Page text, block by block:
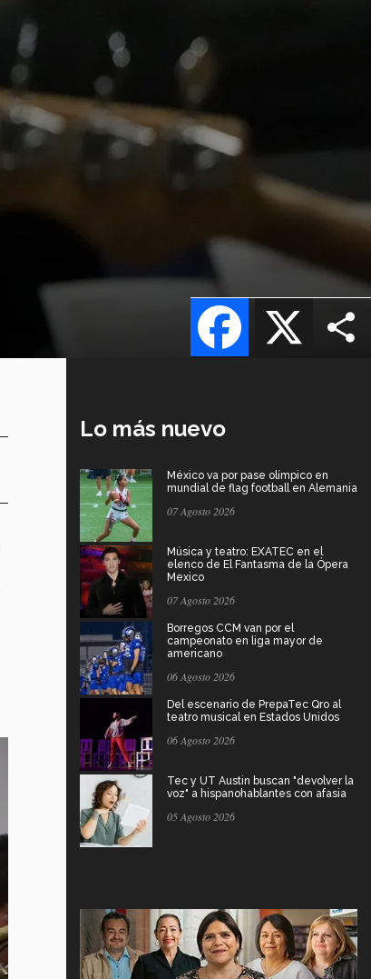
X
Facebook
Lo más nuevo
México va por pase olímpico en
mundial de flag football en Alemania
07 Agosto 2026
Música y teatro: EXATEC en el
elenco de El Fantasma de la Ópera
Mexico
07 Agosto 2026
Borregos CCM van por el
campeonato en liga mayor de
americano
06 Agosto 2026
Del escenario de PrepaTec Qro al
teatro musical en Estados Unidos
06 Agosto 2026
Tec y UT Austin buscan "devolver la
voz" a hispanohablantes con afasia
05 Agosto 2026